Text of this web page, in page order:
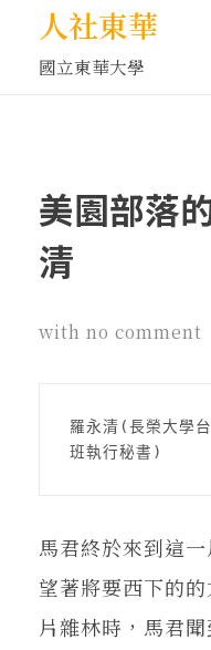
人社東華
國立東華大學
藝文空間
關鍵詞
美園部落
清
with no comment
羅永清(長榮大學
班執行秘書)
馬君終於來到這
望著將要西下的
片雜林時，馬君